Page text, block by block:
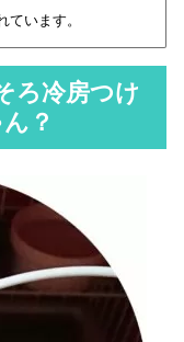
ています。
ろ冷房つけ
？